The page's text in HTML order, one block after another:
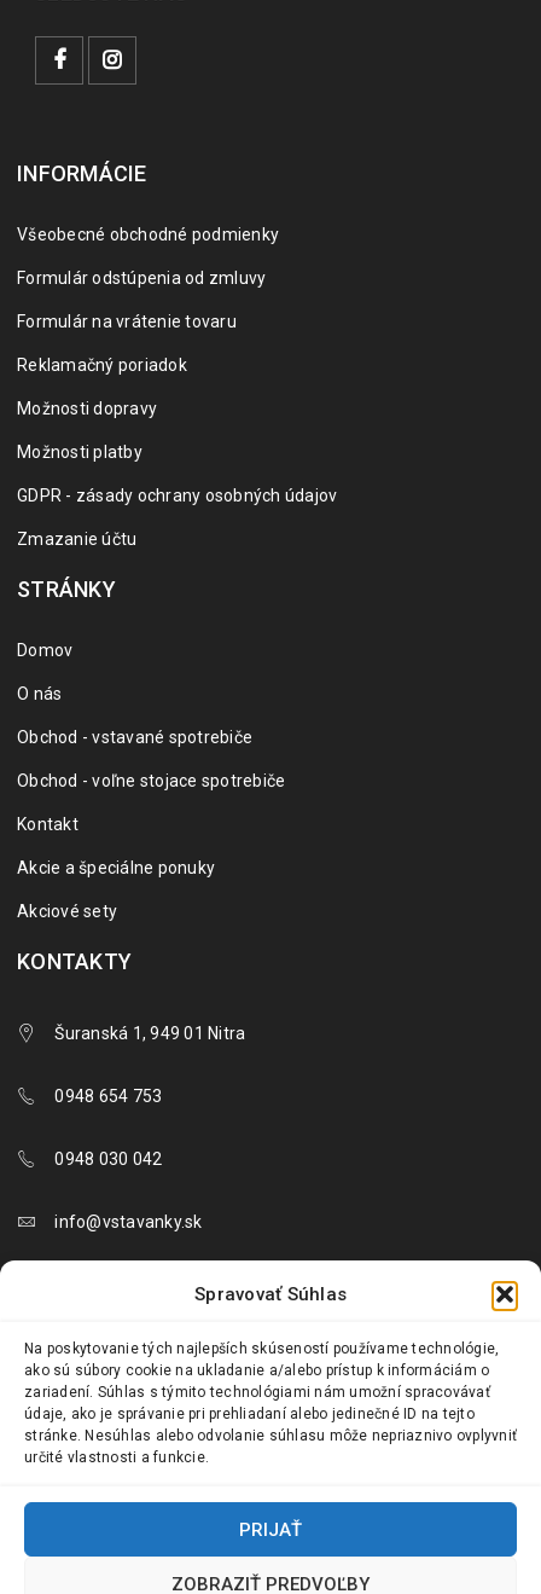
Spravovať Súhlas
Na poskytovanie tých najlepších skúseností používame technológie,
ako sú súbory cookie na ukladanie a/alebo prístup k informáciám o
zariadení. Súhlas s týmito technológiami nám umožní spracovávať
údaje, ako je správanie pri prehliadaní alebo jedinečné ID na tejto
stránke. Nesúhlas alebo odvolanie súhlasu môže nepriaznivo ovplyvniť
určité vlastnosti a funkcie.
PRIJAŤ
ZOBRAZIŤ PREDVOĽBY
INFORMÁCIE
Všeobecné obchodné podmienky
Formulár odstúpenia od zmluvy
Formulár na vrátenie tovaru
Reklamačný poriadok
Možnosti dopravy
Možnosti platby
GDPR - zásady ochrany osobných údajov
Zmazanie účtu
STRÁNKY
Domov
O nás
Obchod - vstavané spotrebiče
Obchod - voľne stojace spotrebiče
Kontakt
Akcie a špeciálne ponuky
Akciové sety
KONTAKTY
Šuranská 1, 949 01 Nitra
0948 654 753
0948 030 042
info@vstavanky.sk
objednavky@vstavanky.sk
reklamacie@vstavanky.sk
© 2024 Vstavanky.sk. Všetky práva vyhradené.